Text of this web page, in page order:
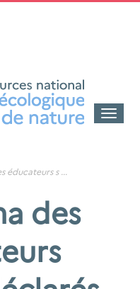
Toggle
éducateurs s...
des